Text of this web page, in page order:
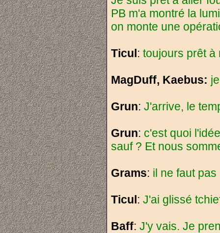
PB m'a montré la
on monte une
Ticul: toujours prêt à
MagDuff, Kaebus:
Grun: J'arrive, le
Grun: c'est quoi
sauf ? Et nous
Grams: il ne faut
Ticul: J'ai glissé
Baff: J'y vais. Je